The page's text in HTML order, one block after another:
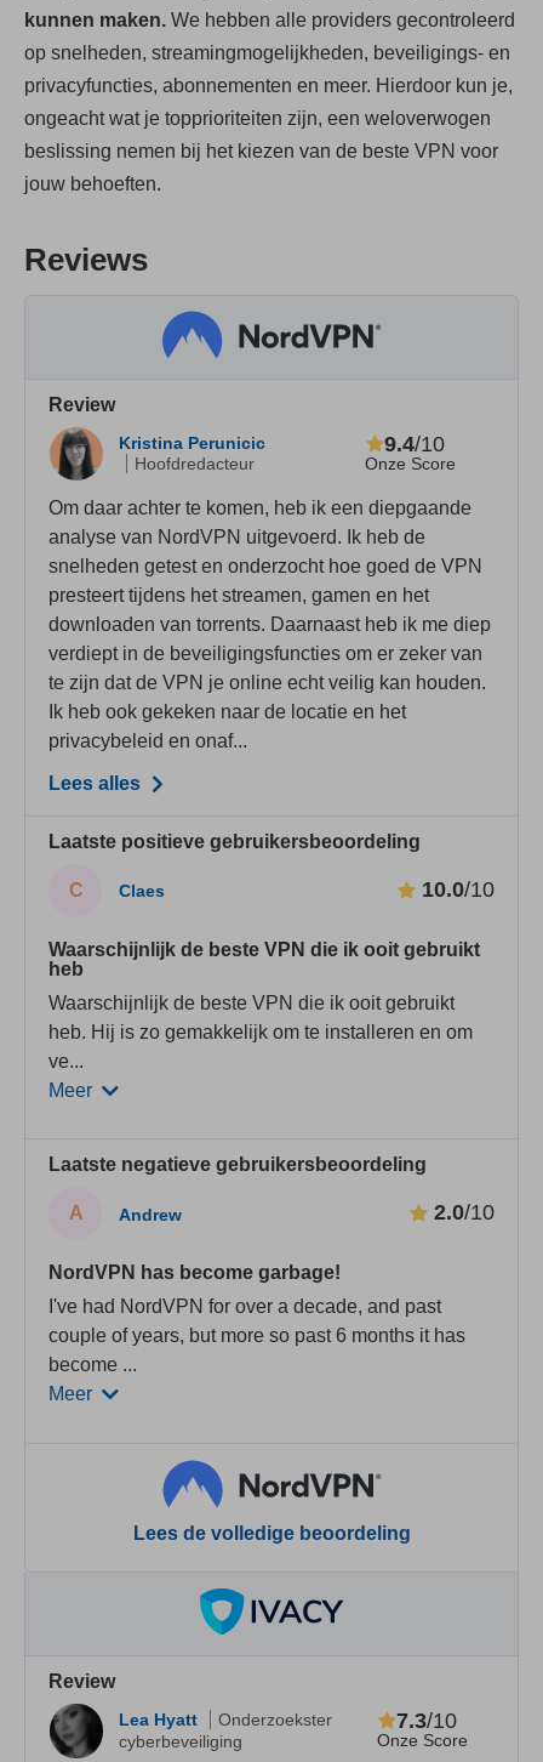
kunnen maken. We hebben alle providers gecontroleerd
op snelheden, streamingmogelijkheden, beveiligings- en
privacyfuncties, abonnementen en meer. Hierdoor kun je,
ongeacht wat je topprioriteiten zijn, een weloverwogen
beslissing nemen bij het kiezen van de beste VPN voor
jouw behoeften.
Reviews
Review
Kristina Perunicic
Hoofdredacteur
Onze Score
9.4/10
Om daar achter te komen, heb ik een diepgaande
analyse van NordVPN uitgevoerd. Ik heb de
snelheden getest en onderzocht hoe goed de VPN
presteert tijdens het streamen, gamen en het
downloaden van torrents. Daarnaast heb ik me diep
verdiept in de beveiligingsfuncties om er zeker van
te zijn dat de VPN je online echt veilig kan houden.
Ik heb ook gekeken naar de locatie en het
privacybeleid en onaf...
Lees alles
Laatste positieve gebruikersbeoordeling
C Claes 10.0/10
Waarschijnlijk de beste VPN die ik ooit gebruikt
heb
Waarschijnlijk de beste VPN die ik ooit gebruikt
heb. Hij is zo gemakkelijk om te installeren en om
ve...
Meer
Laatste negatieve gebruikersbeoordeling
A Andrew 2.0/10
NordVPN has become garbage!
I've had NordVPN for over a decade, and past
couple of years, but more so past 6 months it has
become ...
Meer
Lees de volledige beoordeling
Review
Lea Hyatt
Onderzoekster
cyberbeveiliging
Onze Score
7.3/10